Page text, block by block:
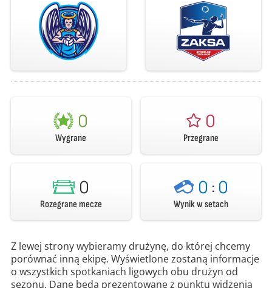
0
Wygrane
0
Przegrane
0
Rozegrane mecze
0 : 0
Wynik w setach
Z lewej strony wybieramy drużynę, do której chcemy
porównać inną ekipę. Wyświetlone zostaną informacje
o wszystkich spotkaniach ligowych obu drużyn od
sezonu. Dane będą prezentowane z punktu widzenia